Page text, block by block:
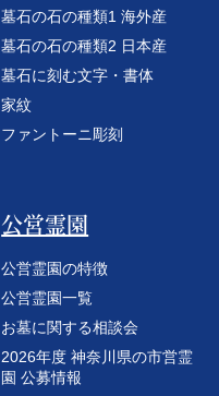
墓石の石の種類1 海外産
墓石の石の種類2 日本産
墓石に刻む文字・書体
家紋
ファントーニ彫刻
公営霊園
公営霊園の特徴
公営霊園一覧
お墓に関する相談会
2026年度 神奈川県の市営霊
園 公募情報